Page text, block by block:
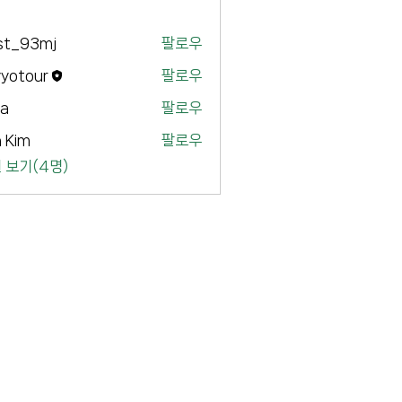
팔로우
팔로우
팔로우
Kim
팔로우
보기(4명)